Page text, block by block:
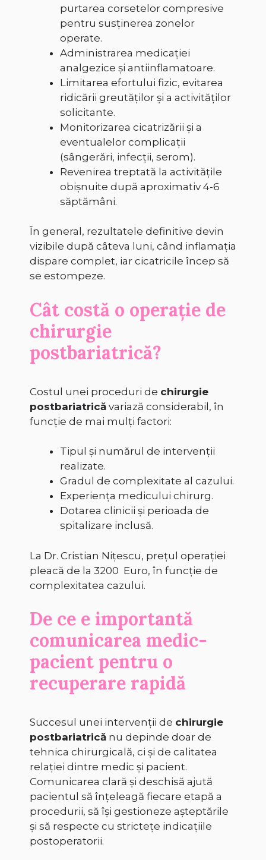
purtarea corsetelor compresive
pentru susținerea zonelor
operate.
Administrarea medicației
analgezice și antiinflamatoare.
Limitarea efortului fizic, evitarea
ridicării greutăților și a activităților
solicitante.
Monitorizarea cicatrizării și a
eventualelor complicații
(sângerări, infecții, serom).
Revenirea treptată la activitățile
obișnuite după aproximativ 4-6
săptămâni.
În general, rezultatele definitive devin
vizibile după câteva luni, când inflamația
dispare complet, iar cicatricile încep să
se estompeze.
Cât costă o operație de
chirurgie
postbariatrică?
Costul unei proceduri de chirurgie
postbariatrică variază considerabil, în
funcție de mai mulți factori:
Tipul și numărul de intervenții
realizate.
Gradul de complexitate al cazului.
Experiența medicului chirurg.
Dotarea clinicii și perioada de
spitalizare inclusă.
La Dr. Cristian Nițescu, prețul operației
pleacă de la 3200 Euro, în funcție de
complexitatea cazului.
De ce e importantă
comunicarea medic-
pacient pentru o
recuperare rapidă
Succesul unei intervenții de chirurgie
postbariatrică nu depinde doar de
tehnica chirurgicală, ci și de calitatea
relației dintre medic și pacient.
Comunicarea clară și deschisă ajută
pacientul să înțeleagă fiecare etapă a
procedurii, să își gestioneze așteptările
și să respecte cu strictețe indicațiile
postoperatorii.